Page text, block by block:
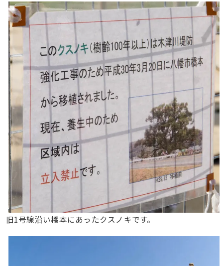
旧1号線沿い橋本にあったクスノキです。